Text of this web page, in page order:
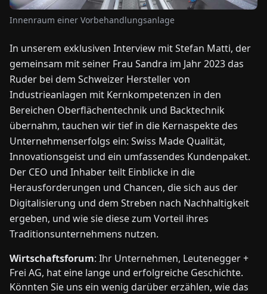
KONTAKT
ZU
UNS
Innenraum einer Vorbehandlungsanlage
In unserem exklusiven Interview mit Stefan Matti, der
gemeinsam mit seiner Frau Sandra im Jahr 2023 das
Ruder bei dem Schweizer Hersteller von
Industrieanlagen mit Kernkompetenzen in den
Bereichen Oberflächentechnik und Backtechnik
übernahm, tauchen wir tief in die Kernaspekte des
Unternehmenserfolgs ein: Swiss Made Qualität,
Innovationsgeist und ein umfassendes Kundenpaket.
Der CEO und Inhaber teilt Einblicke in die
Herausforderungen und Chancen, die sich aus der
Digitalisierung und dem Streben nach Nachhaltigkeit
ergeben, und wie sie diese zum Vorteil ihres
Traditionsunternehmens nutzen.
Wirtschaftsforum: Ihr Unternehmen, Leutenegger +
Frei AG, hat eine lange und erfolgreiche Geschichte.
Könnten Sie uns ein wenig darüber erzählen, wie das